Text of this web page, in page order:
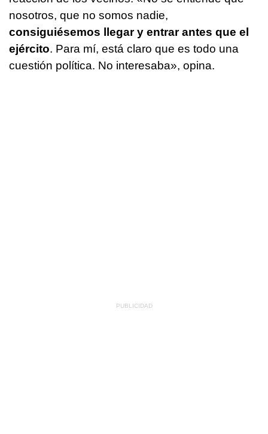
nosotros, que no somos nadie,
consiguiésemos llegar y entrar antes que el
ejército. Para mí, está claro que es todo una
cuestión política. No interesaba», opina.